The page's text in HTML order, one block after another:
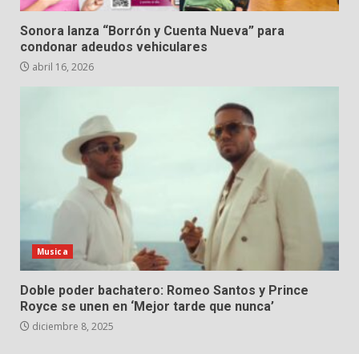
Sonora lanza “Borrón y Cuenta Nueva” para
condonar adeudos vehiculares
abril 16, 2026
Musica
Doble poder bachatero: Romeo Santos y Prince
Royce se unen en ‘Mejor tarde que nunca’
diciembre 8, 2025